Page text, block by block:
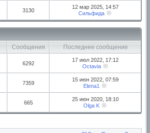
3130
12 мар 2025, 14:57
Сильфида
Сообщения
Последнее сообщение
6292
17 июл 2022, 17:12
Octavia
7359
15 июн 2022, 07:59
Elena1
665
25 июн 2020, 18:10
Olga K